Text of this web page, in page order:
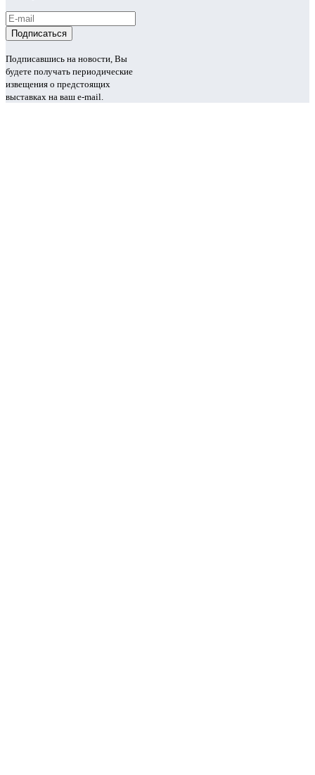
Подписавшись на новости, Вы
будете получать периодические
извещения о предстоящих
выставках на ваш e-mail.